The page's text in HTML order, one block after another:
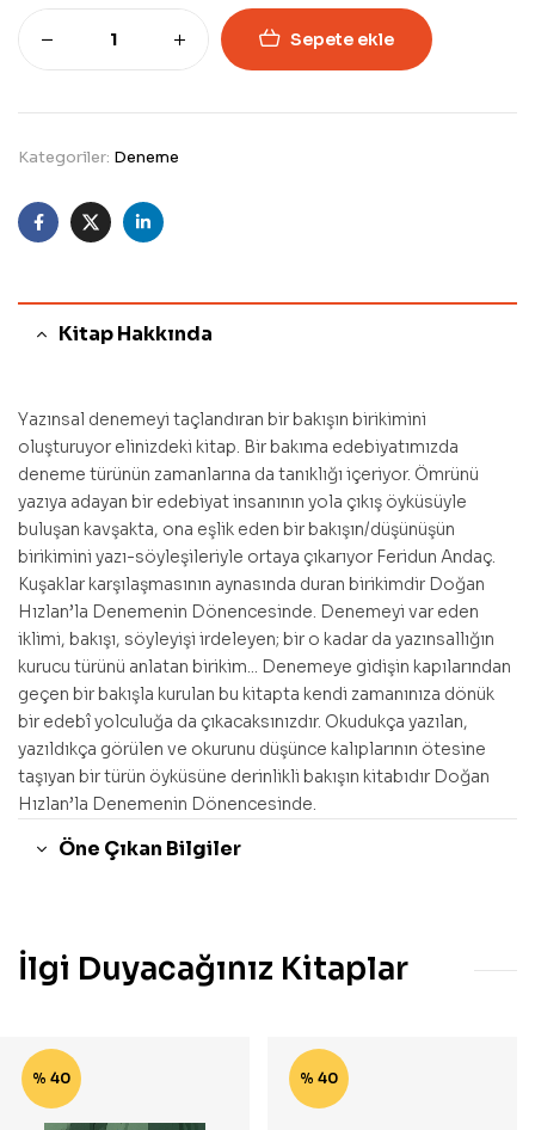
Sepete ekle
Kategoriler: Deneme
FacebookTwitterLinkedin
Kitap Hakkında
Yazınsal denemeyi taçlandıran bir bakışın birikimini
oluşturuyor elinizdeki kitap. Bir bakıma edebiyatımızda
deneme türünün zamanlarına da tanıklığı içeriyor. Ömrünü
yazıya adayan bir edebiyat insanının yola çıkış öyküsüyle
buluşan kavşakta, ona eşlik eden bir bakışın/düşünüşün
birikimini yazı-söyleşileriyle ortaya çıkarıyor Feridun Andaç.
Kuşaklar karşılaşmasının aynasında duran birikimdir Doğan
Hızlan’la Denemenin Dönencesinde. Denemeyi var eden
iklimi, bakışı, söyleyişi irdeleyen; bir o kadar da yazınsallığın
kurucu türünü anlatan birikim... Denemeye gidişin kapılarından
geçen bir bakışla kurulan bu kitapta kendi zamanınıza dönük
bir edebî yolculuğa da çıkacaksınızdır. Okudukça yazılan,
yazıldıkça görülen ve okurunu düşünce kalıplarının ötesine
taşıyan bir türün öyküsüne derinlikli bakışın kitabıdır Doğan
Hızlan’la Denemenin Dönencesinde.
Öne Çıkan Bilgiler
İlgi Duyacağınız Kitaplar
% 40 % 40